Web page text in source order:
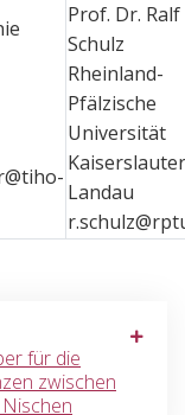
Prof. Dr. Ralf
Schulz
Rheinland-
Pfälzische
Universität
Landau
für die
zwischen